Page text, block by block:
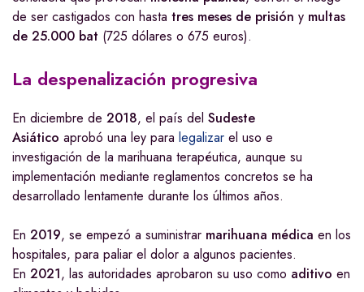
de ser castigados con hasta tres meses de prisión y multas
de 25.000 bat (725 dólares o 675 euros).
La despenalización progresiva
En diciembre de 2018, el país del Sudeste
Asiático aprobó una ley para legalizar el uso e
investigación de la marihuana terapéutica, aunque su
implementación mediante reglamentos concretos se ha
desarrollado lentamente durante los últimos años.
En 2019, se empezó a suministrar marihuana médica en los
hospitales, para paliar el dolor a algunos pacientes.
En 2021, las autoridades aprobaron su uso como aditivo en